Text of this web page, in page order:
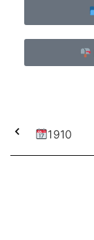
1910